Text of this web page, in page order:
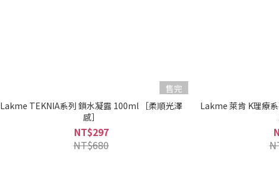
售完
Lakme TEKNIA系列 鎖水凝露 100ml ［柔順光澤
感］
NT$297
NT$680
Lakme 萊肯 K理療